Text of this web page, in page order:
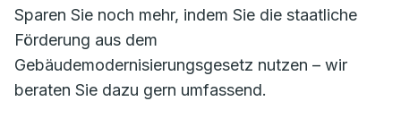
Sparen Sie noch mehr, indem Sie die staatliche
Förderung aus dem
Gebäudemodernisierungsgesetz nutzen – wir
beraten Sie dazu gern umfassend.